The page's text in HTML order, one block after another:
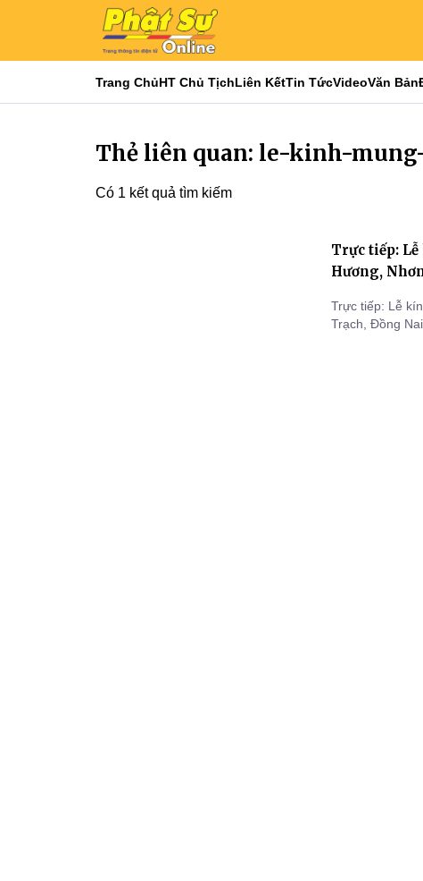
Trang ChủHT Chủ TịchLiên KếtTin TứcVideoVăn Bản
Thẻ liên quan: le-kinh-
Có 1 kết quả tìm kiếm
Trực tiếp:
Hương,
Trực tiếp: Lễ
Trạch, Đồng Nai